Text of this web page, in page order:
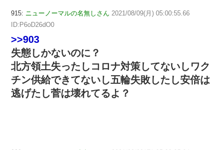
915: ニューノーマルの名無しさん 2021/08/09(月) 05:00:55.66
ID:P6oD26dO0
>>903
失態しかないのに？
北方領土失ったしコロナ対策してないしワク
チン供給できてないし五輪失敗したし安倍は
逃げたし菅は壊れてるよ？